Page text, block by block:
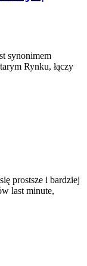
synonimem
Rynku, łączy
prostsze i bardziej
last minute,